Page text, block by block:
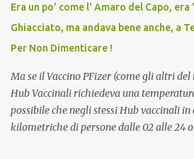
scuola. Non avevamo mai visto un
dodicenne di ignorare il consenso dei
che abbiamo elencato sopra...
Era un po' come l' Amaro del Capo,
Ghiacciato, ma andava bene anche, a
Per Non Dimenticare !
Ma se il Vaccino PFizer (come gli altri
Hub Vaccinali richiedeva una
possibile che negli stessi Hub vaccinali
kilometriche di persone dalle 02 alle 24